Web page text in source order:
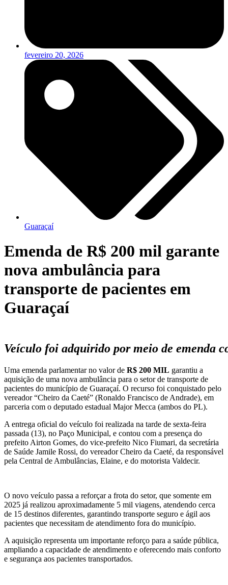
fevereiro 20, 2026
Guaraçaí
Emenda de R$ 200 mil garante
nova ambulância para
transporte de pacientes em
Guaraçaí
Veículo foi adquirido por meio de emenda
Uma emenda parlamentar no valor de R$ 200 MIL garantiu a
aquisição de uma nova ambulância para o setor de transporte de
pacientes do município de Guaraçaí. O recurso foi conquistado pelo
vereador “Cheiro da Caeté” (Ronaldo Francisco de Andrade), em
parceria com o deputado estadual Major Mecca (ambos do PL).
A entrega oficial do veículo foi realizada na tarde de sexta-feira
passada (13), no Paço Municipal, e contou com a presença do
prefeito Airton Gomes, do vice-prefeito Nico Fiumari, da secretária
de Saúde Jamile Rossi, do vereador Cheiro da Caeté, da responsável
pela Central de Ambulâncias, Elaine, e do motorista Valdecir.
O novo veículo passa a reforçar a frota do setor, que somente em
2025 já realizou aproximadamente 5 mil viagens, atendendo cerca
de 15 destinos diferentes, garantindo transporte seguro e ágil aos
pacientes que necessitam de atendimento fora do município.
A aquisição representa um importante reforço para a saúde pública,
ampliando a capacidade de atendimento e oferecendo mais conforto
e segurança aos pacientes transportados.